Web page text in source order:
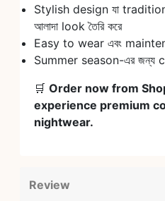
Stylish design যা
আলাদা look তৈরি করে
Easy to wear এবং
Summer season-এর
🛒 Order now from
experience premium
nightwear.
Review